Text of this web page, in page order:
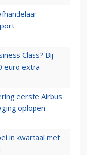
Class? Bij
euro extra
eerste Airbus
oplopen
in kwartaal met